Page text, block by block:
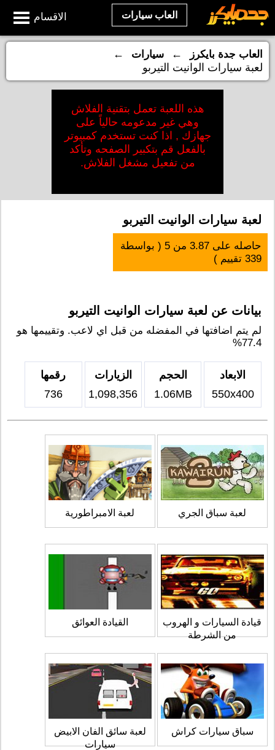
الاقسام العاب سيارات
العاب جدة بايكرز ← سيارات
←
لعبة سيارات الوانيت التيربو
هذه اللعبة تعمل بتقنية الفلاش
وهي غير مدعومه حالياً على
جهازك , اذا كنت تستخدم كمبيوتر
بالفعل قم بتكبير الصفحه وتأكد
من تفعيل مشغل الفلاش.
لعبة سيارات الوانيت التيربو
حاصله على3.87 من5 ( بواسطة
339 تقييم )
بيانات عن لعبة سيارات الوانيت التيربو
لم يتم اضافتها في المفضله من قبل اي لاعب. وتقييمها هو
77.4%
الابعاد
550x400
الحجم
1.06MB
الزيارات
1,098,356
رقمها
736
لعبة سباق الجري لعبة الامبراطورية
قيادة السيارات و الهروب
من الشرطة
القيادة العوائق
سباق سيارات كراش
لعبة سائق الفان الابيض
سيارات